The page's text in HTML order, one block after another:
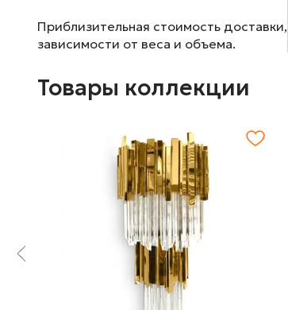
Приблизительная стоимость доставки,
зависимости от веса и объема.
Товары коллекции